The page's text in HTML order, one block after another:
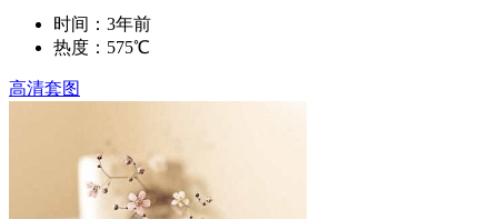
时间：3年前
热度：575℃
高清套图